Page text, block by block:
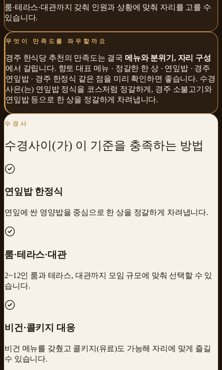
룸·테라스·대관까지 갖춰 인원과 상황에 맞춰 자리를 고를 수
있습니다.
무엇이 만족도를 좌우할까요
경주 한식당 추천 의 만족도는 결국 메뉴와 분위기, 자리 구성
에서 갈립니다. 향토 대표 메뉴 · 정갈한 한 상 · 연잎밥 · 경주
연잎밥 · 경주 한정식 같은 점을 미리 확인하면 좋습니다. 수경
사은(는) 연잎밥 정식을 코스처럼 정갈하게 , 경주 소불고기와
연잎밥등으로 한 상을 정갈하게 차려냅니다.
수경사
수경사이(가) 이 기준을 충족하는 방법
연잎밥 한정식
연잎에 싼 영양밥을 중심으로 한 상을 정갈하게 차려냅니다.
룸·테라스·대관
2~12인 룸과 테라스, 대관까지 모임 규모에 맞춰 선택할 수 있
습니다.
비건·콜키지 대응
비건 메뉴를 갖췄고 콜키지(유료)도 가능해 자리에 맞게 즐길
수 있습니다.